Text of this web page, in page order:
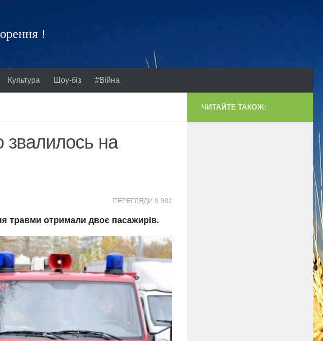
!
Культура Шоу-біз #Війна
звалилось на
ПЕРЕГЛЯДИ 9 982
травми отримали двоє пасажирів.
ЧИТАЙТЕ ТАКОЖ: